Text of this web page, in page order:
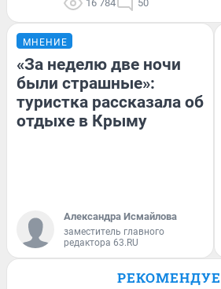
16 784 50
МНЕНИЕ
«За неделю две ночи
были страшные»:
туристка рассказала об
отдыхе в Крыму
Александра Исмайлова
заместитель главного
редактора 63.RU